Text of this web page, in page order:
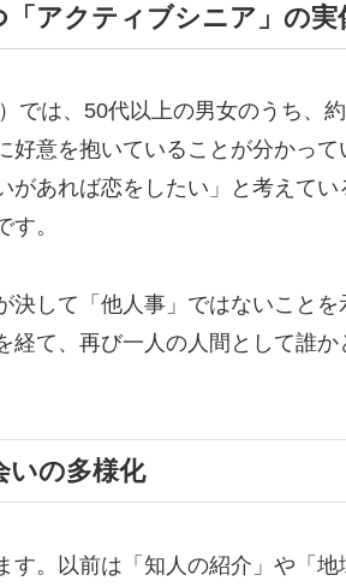
アクティブシニア」の実
では、50代以上の男女のうち、
意を抱いていることが分かって
があれば恋をしたい」と考えて
。
決して「他人事」ではないこと
経て、再び一人の人間として誰
いの多様化
す。以前は「知人の紹介」や「